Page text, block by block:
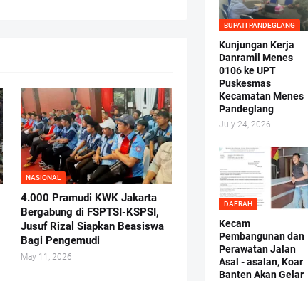
NASIONAL
4.000 Pramudi KWK Jakarta
Bergabung di FSPTSI-KSPSI,
Jusuf Rizal Siapkan Beasiswa
Bagi Pengemudi
May 11, 2026
BUPATI PANDEGLANG
Kunjungan Kerja
Danramil Menes
0106 ke UPT
Puskesmas
Kecamatan Menes
Pandeglang
July 24, 2026
DAERAH
Kecam
Pembangunan dan
Perawatan Jalan
Asal - asalan, Koar
Banten Akan Gelar